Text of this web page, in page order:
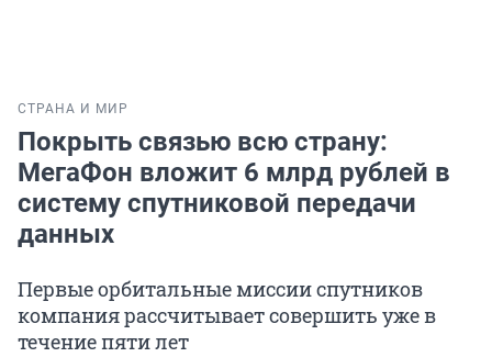
СТРАНА И МИР
Покрыть связью всю страну:
МегаФон вложит 6 млрд рублей в
систему спутниковой передачи
данных
Первые орбитальные миссии спутников
компания рассчитывает совершить уже в
течение пяти лет